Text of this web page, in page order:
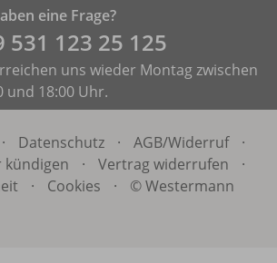
eine Frage?
531 ­123 25 125
uns wieder Montag zwischen
und 18:00 Uhr.
· Datenschutz · AGB/Widerruf
·
kündigen
· Vertrag widerrufen
·
· Cookies · © Westermann